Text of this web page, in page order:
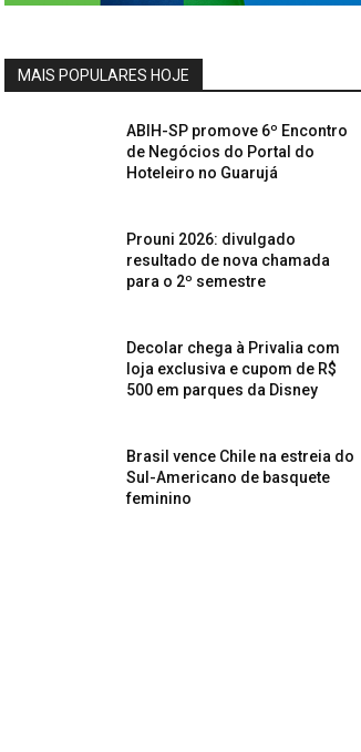
MAIS POPULARES HOJE
ABIH-SP promove 6º Encontro
de Negócios do Portal do
Hoteleiro no Guarujá
Prouni 2026: divulgado
resultado de nova chamada
para o 2º semestre
Decolar chega à Privalia com
loja exclusiva e cupom de R$
500 em parques da Disney
Brasil vence Chile na estreia do
Sul-Americano de basquete
feminino